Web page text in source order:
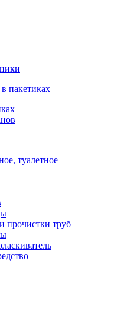
пакетиках
туалетное
прочистки труб